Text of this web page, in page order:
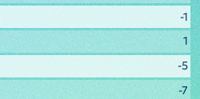
-1
1
-5
-7